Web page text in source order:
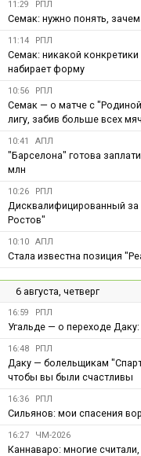
11:29 РПЛ
Семак: нужно понять,
11:14 РПЛ
Семак: никакой
набирает форму
10:56 РПЛ
Семак — о матче с
лигу, забив больше всех
10:41 АПЛ
"Барселона" готова
млн
10:26 РПЛ
Дисквалифицированный
Ростов"
10:10 АПЛ
Стала известна позиция
6 августа, четверг
16:59 РПЛ
Угальде — о переходе
16:48 РПЛ
Даку — болельщикам
чтобы вы были счастливы
16:36 РПЛ
Сильянов: мои спасения
16:27 ЧМ-2026
Каннаваро: многие